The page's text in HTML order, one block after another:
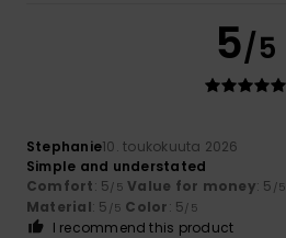
5/5
Stephanie10. toukokuuta 2026
Simple and understated
Comfort: 5/5 Value for money: 5 /5
Material: 5 /5 Color: 5/5
I recommend this product